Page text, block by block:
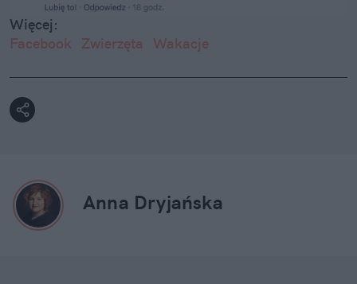
Więcej:
Facebook
Zwierzęta Wakacje
Anna Dryjańska